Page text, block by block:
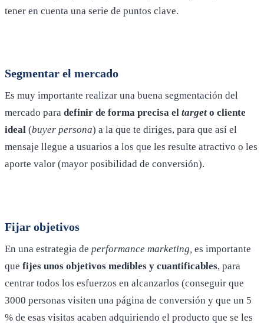
tener en cuenta una serie de puntos clave.
Segmentar el mercado
Es muy importante realizar una buena segmentación del
mercado para definir de forma precisa el target o cliente
ideal (buyer persona) a la que te diriges, para que así el
mensaje llegue a usuarios a los que les resulte atractivo o les
aporte valor (mayor posibilidad de conversión).
Fijar objetivos
En una estrategia de performance marketing, es importante
que fijes unos objetivos medibles y cuantificables, para
centrar todos los esfuerzos en alcanzarlos (conseguir que
3000 personas visiten una página de conversión y que un 5
% de esas visitas acaben adquiriendo el producto que se les